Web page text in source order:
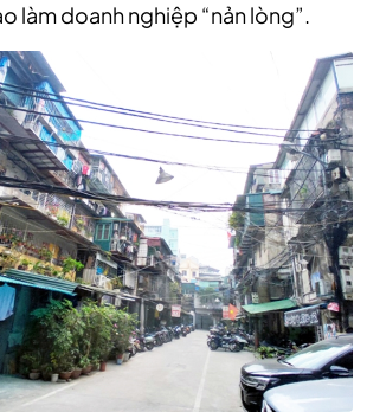
làm doanh nghiệp “nản lòng”.